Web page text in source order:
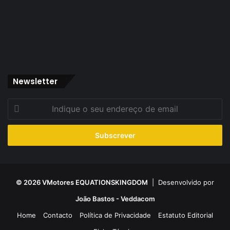
Newsletter
seu
de
© 2026 VMotores EQUATIONSKINGDOM | Desenvolvido por
João Bastos - Veddacom
Home
Contacto Política de Privacidade
Estatuto Editorial